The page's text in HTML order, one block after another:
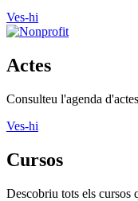
Ves-hi
Actes
Consulteu l'agenda
Ves-hi
Cursos
Descobriu tots els cursos